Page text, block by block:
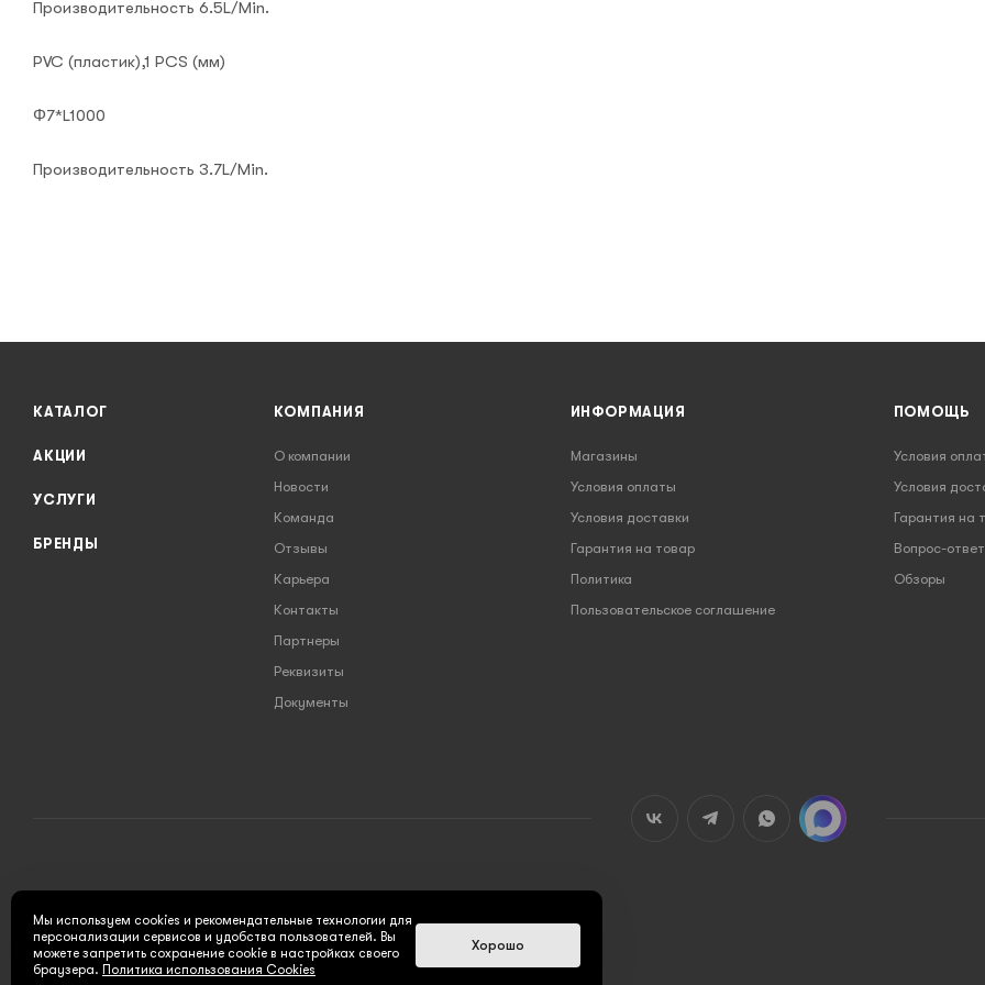
Производительность 6.5L/Min.
PVC (пластик),1 PCS (мм)
Φ7*L1000
Производительность 3.7L/Min.
КАТАЛОГ
АКЦИИ
УСЛУГИ
БРЕНДЫ
КОМПАНИЯ
О компании
Новости
Команда
Отзывы
Карьера
Контакты
Партнеры
Реквизиты
Документы
ИНФОРМАЦИЯ
Магазины
Условия оплаты
Условия доставки
Гарантия на товар
Политика
Пользовательское соглашение
ПОМОЩЬ
Условия
Условия
Гарантия на
Вопрос-ответ
Обзоры
Мы используем cookies и рекомендательные технологии для
персонализации сервисов и удобства пользователей. Вы
можете запретить сохранение cookie в настройках своего
браузера. Политика использования Cookies
Хорошо